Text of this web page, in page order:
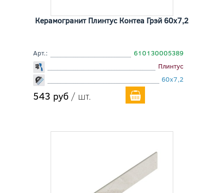
Керамогранит Плинтус Контеа Грэй 60x7,2
Арт.:
610130005389
Плинтус
60x7,2
543 руб / шт.